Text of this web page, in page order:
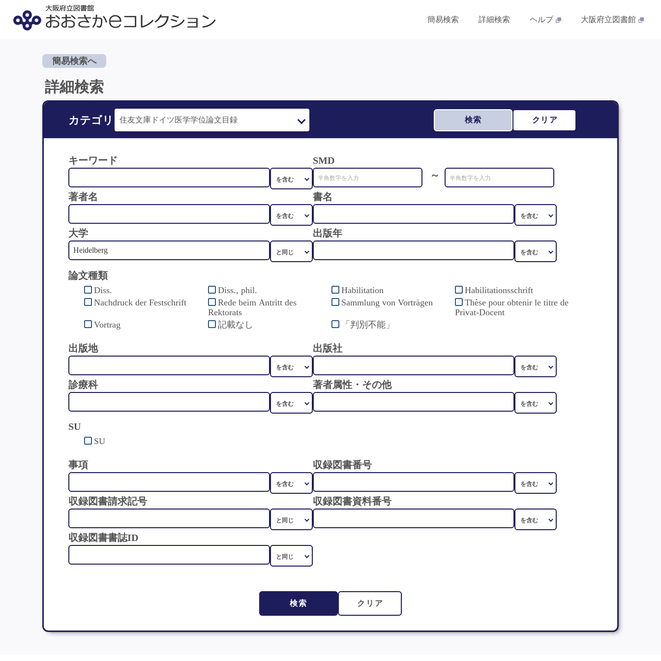
簡易検索 詳細検索 ヘルプ 大阪府立図書館
簡易検索へ
詳細検索
カテゴリ 検索 クリア
キーワード
SMD
～
著者名
書名
大学 出版年
論文種類
Diss. Diss., phil. Habilitation
Habilitationsschrift
Nachdruck der Festschrift
Rede beim Antritt des
Rektorats
Sammlung von Vorträgen
Thèse pour obtenir le titre de
Privat-Docent
Vortrag
記載なし 「判別不能」
出版地 出版社
診療科 著者属性・その他
SU
SU
事項 収録図書番号
収録図書請求記号 収録図書資料番号
収録図書書誌ID
検索 クリア